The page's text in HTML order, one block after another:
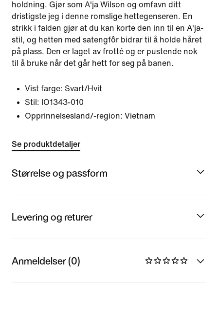
holdning. Gjør som A'ja Wilson og omfavn ditt
dristigste jeg i denne romslige hettegenseren. En
strikk i falden gjør at du kan korte den inn til en A'ja-
stil, og hetten med satengfôr bidrar til å holde håret
på plass. Den er laget av frotté og er pustende nok
til å bruke når det går hett for seg på banen.
Vist farge: Svart/Hvit
Stil: IO1343-010
Opprinnelsesland/-region: Vietnam
Se produktdetaljer
Størrelse og passform
Levering og returer
Anmeldelser (0)